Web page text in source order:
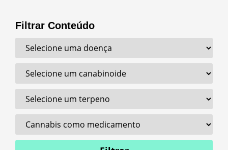
Filtrar Conteúdo